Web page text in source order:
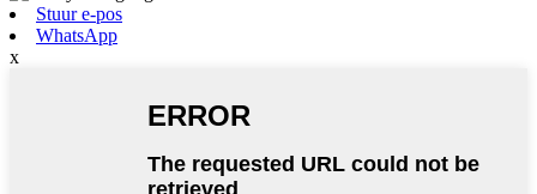
Stuur e-pos
WhatsApp
x